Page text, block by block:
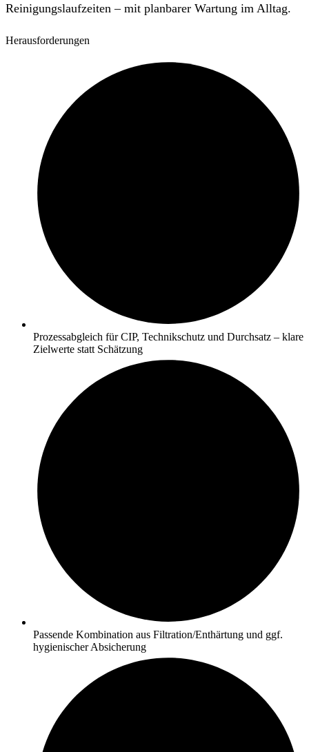
Reinigungslaufzeiten – mit planbarer Wartung im Alltag.
Herausforderungen
Prozessabgleich für CIP, Technikschutz und Durchsatz – klare
Zielwerte statt Schätzung
Passende Kombination aus Filtration/Enthärtung und ggf.
hygienischer Absicherung